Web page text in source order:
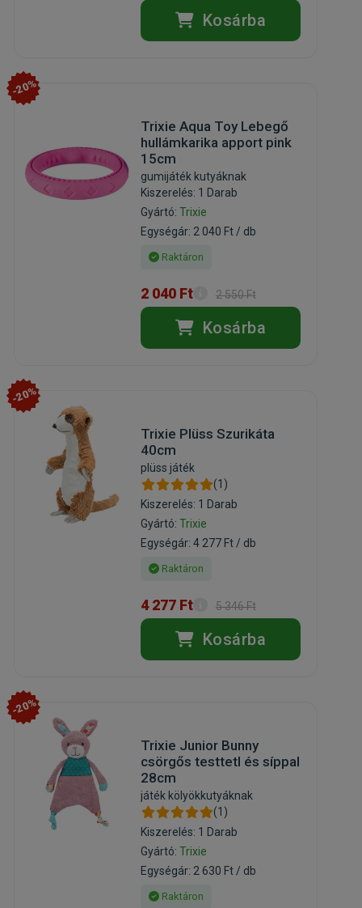
Kosárba
-20%
Trixie Aqua Toy Lebegő
hullámkarika apport pink
15cm
gumijáték kutyáknak
Kiszerelés: 1 Darab
Gyártó: Trixie
Egységár: 2 040 Ft / db
Raktáron
2 040 Ft 2 550 Ft
Kosárba
-20%
Trixie Plüss Szurikáta
40cm
plüss játék
(1)
Kiszerelés: 1 Darab
Gyártó: Trixie
Egységár: 4 277 Ft / db
Raktáron
4 277 Ft 5 346 Ft
Kosárba
-20%
Trixie Junior Bunny
csörgős testtetl és síppal
28cm
játék kölyökkutyáknak
(1)
Kiszerelés: 1 Darab
Gyártó: Trixie
Egységár: 2 630 Ft / db
Raktáron